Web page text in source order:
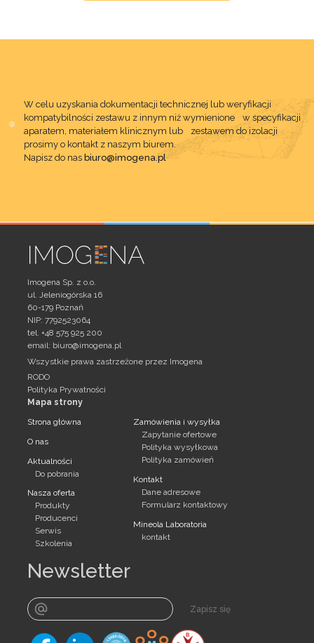
W celu uzyskania dokumentacji technicznej lub weryfikacji
kompatybilności zestawu z innym niż wymienione w specyfikacji
aparatem, materiałem klinicznym lub zestawem do izolacji
prosimy o kontakt z naszym biurem.
Napisz do nas biuro@imogena.pl
Imogena Sp. z o.o.
ul. Jeleniogórska 16
60-179 Poznań
NIP: 7792523064
tel. +48 575 925 200
email: biuro@imogena.pl
Wszystkie prawa zastrzeżone przez Imogena
RODO
Polityka Prywatności
Mapa strony
Strona główna
O nas
Aktualności
Do pobrania
Nasza oferta
Produkty
Producenci
Serwis
Szkolenia
Zamówienia i wysyłka
Zapytanie ofertowe
Polityka wysyłkowa
Polityka zamówień
Kontakt
Dane adresowe
Formularz kontaktowy
Mineola Laboratoria
kontakt
Newsletter
Zapisz się